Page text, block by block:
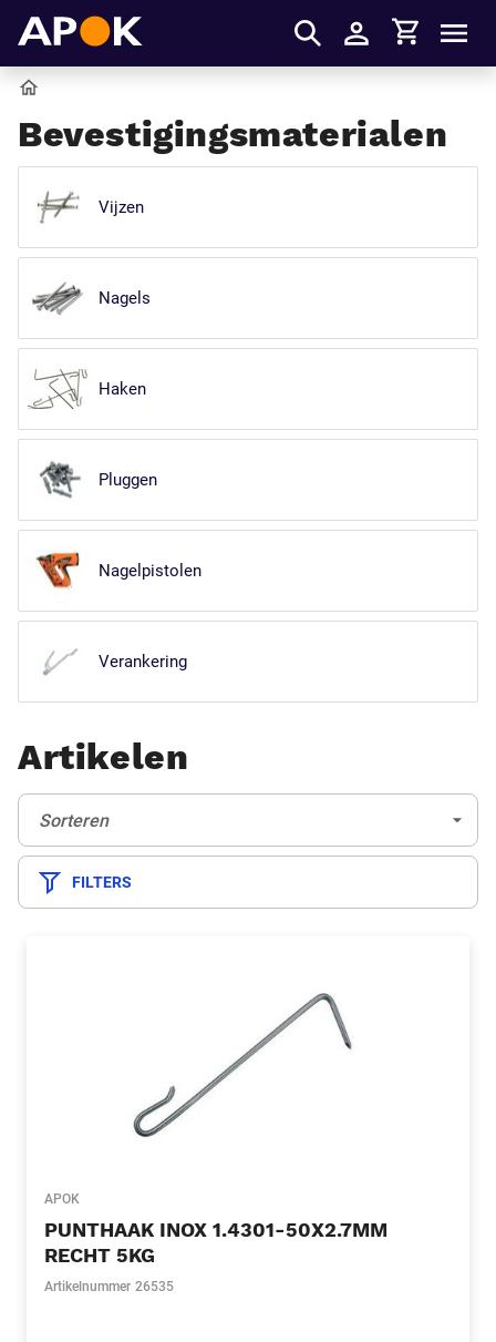
Inloggen
Winkelmandje
Bevestigingsmaterialen
Vijzen
Nagels
Haken
Pluggen
Nagelpistolen
Verankering
Artikelen
Sorteren:
Sorteren
FILTERS
APOK
PUNTHAAK INOX 1.4301-50X2.7MM
RECHT 5KG
Artikelnummer 26535